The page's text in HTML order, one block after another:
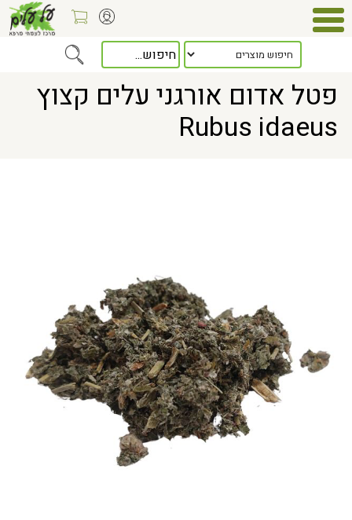
> פטל אדום אורגני עלים קצוץ Rubus idaeus
פטל אדום אורגני עלים קצוץ
Rubus idaeus